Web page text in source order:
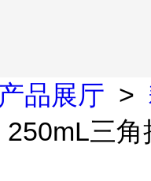
产品展厅 >
250mL三